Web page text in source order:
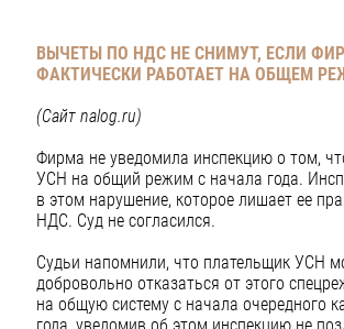
ВЫЧЕТЫ ПО НДС НЕ СНИМУТ, ЕСЛИ
ФАКТИЧЕСКИ РАБОТАЕТ НА ОБЩЕМ
(Сайт nalog.ru)
Фирма не уведомила инспекцию о том,
УСН на общий режим с начала года.
в этом нарушение, которое лишает ее
НДС. Суд не согласился.
Судьи напомнили, что плательщик УСН
добровольно отказаться от этого
на общую систему с начала очередного